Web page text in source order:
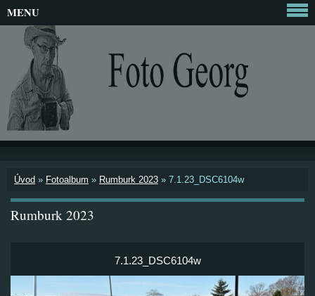
Úvod » Fotoalbum » Rumburk 2023 » 7.1.23_DSC6104w
Rumburk 2023
7.1.23_DSC6104w
MENU